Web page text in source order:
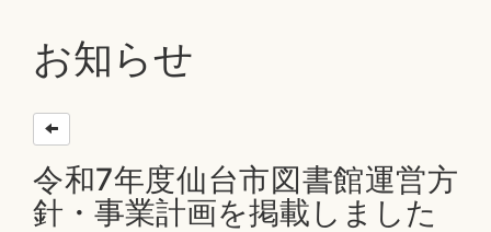
お知らせ
令和7年度仙台市図書館運営方
針・事業計画を掲載しました